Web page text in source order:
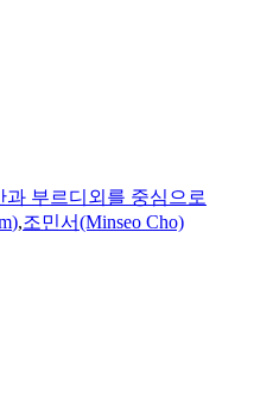
부르디외를 중심으로
),조민서(Minseo Cho)